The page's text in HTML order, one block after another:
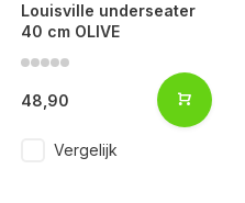
Louisville underseater
40 cm OLIVE
48,90
Vergelijk